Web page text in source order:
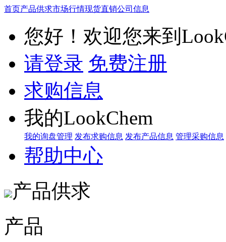
首页产品供求市场行情现货直销公司信息
您好！欢迎您来到
请登录 免费注册
求购信息
我的LookChem
我的询盘管理 发布求购信息 发布产品信息 管理采购信息
帮助中心
产品供求
产品